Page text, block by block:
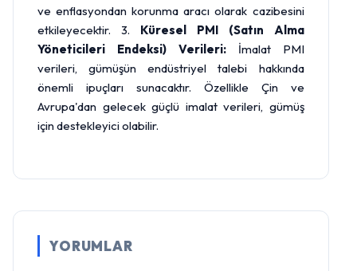
ve enflasyondan korunma aracı olarak cazibesini
etkileyecektir. 3. Küresel PMI (Satın Alma
Yöneticileri Endeksi) Verileri:İmalat PMI
verileri, gümüşün endüstriyel talebi hakkında
önemli ipuçları sunacaktır. Özellikle Çin ve
Avrupa'dan gelecek güçlü imalat verileri, gümüş
için destekleyici olabilir.
YORUMLAR